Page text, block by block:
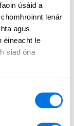
úsáid a
lenár
agus
éineacht le
siad óna
den sórt sin,
freisin
is
chuig
áitiúil um
cosanta sonraí
a bhaint as